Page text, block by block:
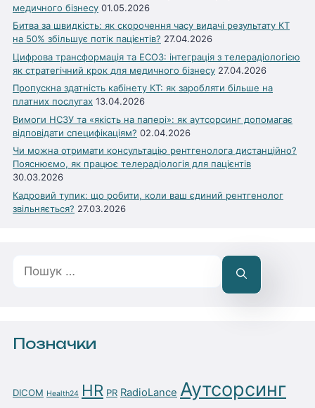
медичного бізнесу 01.05.2026
Битва за швидкість: як скорочення часу видачі результату КТ
на 50% збільшує потік пацієнтів? 27.04.2026
Цифрова трансформація та ЕСОЗ: інтеграція з телерадіологією
як стратегічний крок для медичного бізнесу 27.04.2026
Пропускна здатність кабінету КТ: як заробляти більше на
платних послугах 13.04.2026
Вимоги НСЗУ та «якість на папері»: як аутсорсинг допомагає
відповідати специфікаціям? 02.04.2026
Чи можна отримати консультацію рентгенолога дистанційно?
Пояснюємо, як працює телерадіологія для пацієнтів
30.03.2026
Кадровий тупик: що робити, коли ваш єдиний рентгенолог
звільняється? 27.03.2026
Позначки
DICOM Health24 HR PR RadioLance Аутсорсинг